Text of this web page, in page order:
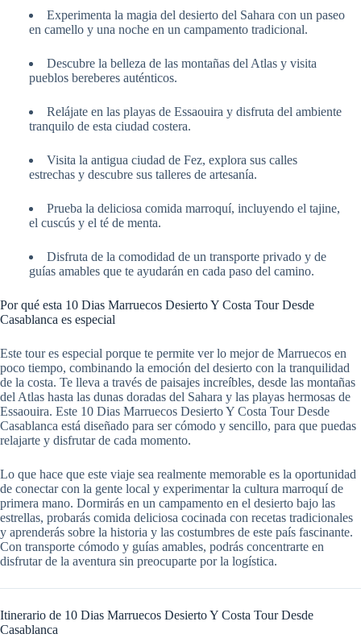
Experimenta la magia del desierto del Sahara con un paseo
en camello y una noche en un campamento tradicional.
Descubre la belleza de las montañas del Atlas y visita
pueblos bereberes auténticos.
Relájate en las playas de Essaouira y disfruta del ambiente
tranquilo de esta ciudad costera.
Visita la antigua ciudad de Fez, explora sus calles
estrechas y descubre sus talleres de artesanía.
Prueba la deliciosa comida marroquí, incluyendo el tajine,
el cuscús y el té de menta.
Disfruta de la comodidad de un transporte privado y de
guías amables que te ayudarán en cada paso del camino.
Por qué esta 10 Dias Marruecos Desierto Y Costa Tour Desde
Casablanca es especial
Este tour es especial porque te permite ver lo mejor de Marruecos en
poco tiempo, combinando la emoción del desierto con la tranquilidad
de la costa. Te lleva a través de paisajes increíbles, desde las montañas
del Atlas hasta las dunas doradas del Sahara y las playas hermosas de
Essaouira. Este 10 Dias Marruecos Desierto Y Costa Tour Desde
Casablanca está diseñado para ser cómodo y sencillo, para que puedas
relajarte y disfrutar de cada momento.
Lo que hace que este viaje sea realmente memorable es la oportunidad
de conectar con la gente local y experimentar la cultura marroquí de
primera mano. Dormirás en un campamento en el desierto bajo las
estrellas, probarás comida deliciosa cocinada con recetas tradicionales
y aprenderás sobre la historia y las costumbres de este país fascinante.
Con transporte cómodo y guías amables, podrás concentrarte en
disfrutar de la aventura sin preocuparte por la logística.
Itinerario de 10 Dias Marruecos Desierto Y Costa Tour Desde
Casablanca